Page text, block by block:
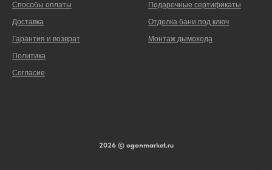
Способы оплаты
Доставка
Гарантия и возврат
Политика
Согласие
Подарочные сертификаты
Отделка бани под ключ
Монтаж дымохода
2026 © ogonmarket.ru